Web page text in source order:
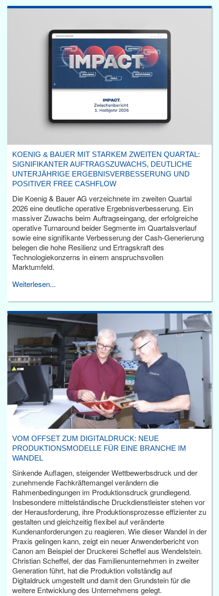
KOENIG & BAUER MIT STARKEM ZWEITEN QUARTAL:
SIGNIFIKANTER AUFTRAGSZUWACHS, DEUTLICHE
UNTERJÄHRIGE ERGEBNISVERBESSERUNG UND
POSITIVER FREE CASHFLOW
Die Koenig & Bauer AG verzeichnete im zweiten Quartal
2026 eine deutliche operative Ergebnisverbesserung. Ein
massiver Zuwachs beim Auftragseingang, der erfolgreiche
operative Turnaround beider Segmente im Quartalsverlauf
sowie eine signifikante Verbesserung der Cash-Generierung
belegen die hohe Resilienz und Ertragskraft des
Technologiekonzerns in einem anspruchsvollen
Marktumfeld.
Weiterlesen...
VOM OFFSET ZUM DIGITALDRUCK: NEUE
PRODUKTIONSMODELLE FÜR EINE BRANCHE IM
WANDEL
Sinkende Auflagen, steigender Wettbewerbsdruck und der
zunehmende Fachkräftemangel verändern die
Rahmenbedingungen im Produktionsdruck grundlegend.
Insbesondere mittelständische Druckdienstleister stehen vor
der Herausforderung, ihre Produktionsprozesse effizienter zu
gestalten und gleichzeitig flexibel auf veränderte
Kundenanforderungen zu reagieren. Wie dieser Wandel in der
Praxis gelingen kann, zeigt ein neuer Anwenderbericht von
Canon am Beispiel der Druckerei Scheffel aus Wendelstein.
Christian Scheffel, der das Familienunternehmen in zweiter
Generation führt, hat die Produktion vollständig auf
Digitaldruck umgestellt und damit den Grundstein für die
weitere Entwicklung des Unternehmens gelegt.